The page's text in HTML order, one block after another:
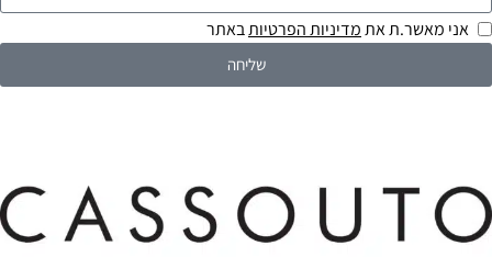
אני מאשר.ת אתמדיניות הפרטיותבאתר
שליחה